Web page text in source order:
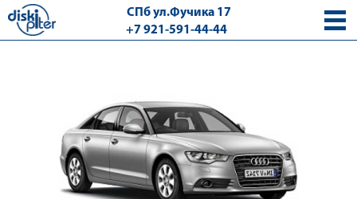
СПб ул.Фучика 17
+7 921-591-44-44